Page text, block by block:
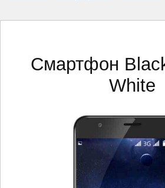
Смартфон
White